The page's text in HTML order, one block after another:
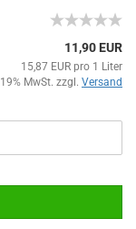
11,90 EUR
15,87 EUR pro 1 Liter
MwSt. zzgl. Versand